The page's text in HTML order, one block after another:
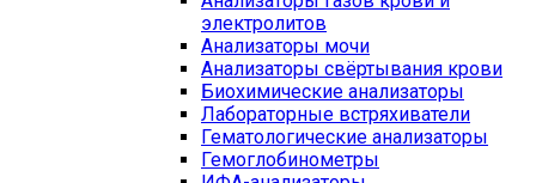
электролитов
Анализаторы мочи
Анализаторы свёртывания крови
Биохимические анализаторы
Лабораторные встряхиватели
Гематологические анализаторы
Гемоглобинометры